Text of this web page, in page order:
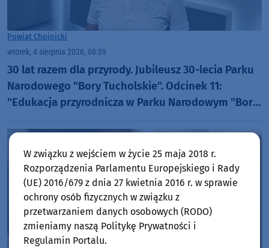
Powiat Chojnicki
wtorek, 4 sierpnia 2026, 08:39
30 lat razem dla przyrody. Jubileusz 30-lecia Parku
Narodowego "Bory Tucholskie". Odcinek 11:
"Edukacja przyrodnicza w Parku Narodowym "Bory
W związku z wejściem w życie 25 maja 2018 r.
Rozporządzenia Parlamentu Europejskiego i Rady
(UE) 2016/679 z dnia 27 kwietnia 2016 r. w sprawie
ochrony osób fizycznych w związku z
przetwarzaniem danych osobowych (RODO)
zmieniamy naszą Politykę Prywatności i
Regulamin Portalu.